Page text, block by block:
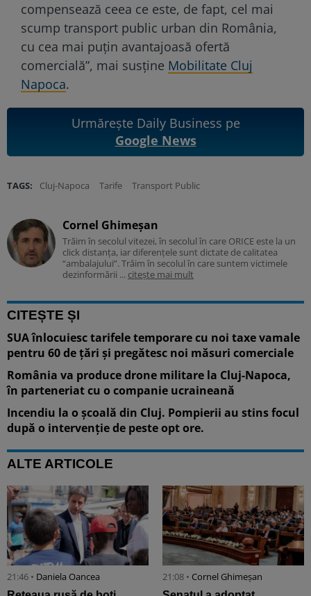
compensează ceea ce este, de fapt, cel mai
scump transport public urban din România,
cu cea mai puțin avantajoasă ofertă
comercială”, mai susţine Mobilitate Cluj
Napoca.
Urmărește Daily Business pe
Google News
TAGS: Cluj-Napoca Tarife Transport Public
Cornel Ghimeșan
Trăim în secolul vitezei, în secolul în care ORICE este la un
click distanța, iar diferențele sunt dictate de calitatea
“ambalajului”. Trăim în secolul în care suntem victimele
dezinformării ... citește mai mult
CITEȘTE ȘI
SUA înlocuiesc tarifele temporare cu noi taxe vamale
pentru 60 de țări și pregătesc noi măsuri comerciale
România va produce drone militare la Cluj-Napoca,
în parteneriat cu o companie ucraineană
Incendiu la o școală din Cluj. Pompierii au stins focul
după o intervenție de peste opt ore.
ALTE ARTICOLE
21:46 • Daniela Oancea 21:08 • Cornel Ghimeșan